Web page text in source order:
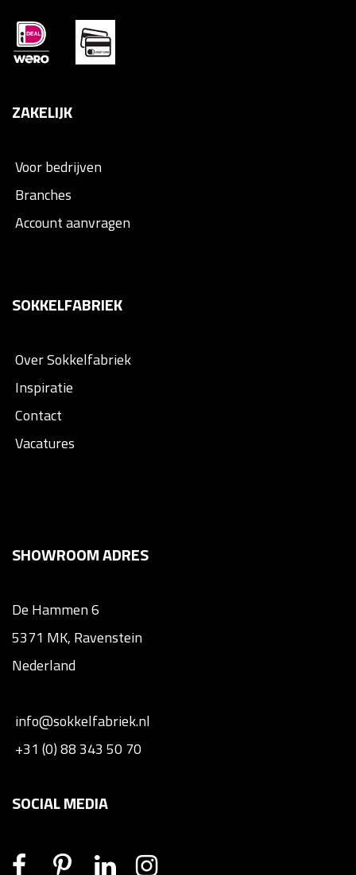
ZAKELIJK
Voor bedrijven
Branches
Account aanvragen
SOKKELFABRIEK
Over Sokkelfabriek
Inspiratie
Contact
Vacatures
SHOWROOM ADRES
De Hammen 6
5371 MK, Ravenstein
Nederland
info@sokkelfabriek.nl
+31 (0) 88 343 50 70
SOCIAL MEDIA